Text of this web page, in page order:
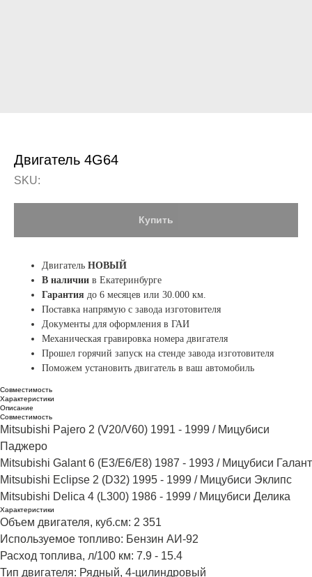
Двигатель 4G64
SKU:
Купить
Двигатель НОВЫЙ
В наличии в Екатеринбурге
Гарантия до 6 месяцев или 30.000 км.
Поставка напрямую с завода изготовителя
Документы для оформления в ГАИ
Механическая гравировка номера двигателя
Прошел горячий запуск на стенде завода изготовителя
Поможем установить двигатель в ваш автомобиль
Совместимость
Характеристики
Описание
Совместимость
Mitsubishi Pajero 2 (V20/V60) 1991 - 1999 / Мицубиси
Паджеро​
Mitsubishi Galant 6 (E3/E6/E8) 1987 - 1993 / Мицубиси Галант​
Mitsubishi Eclipse 2 (D32) 1995 - 1999 / Мицубиси Эклипс​
Mitsubishi Delica 4 (L300) 1986 - 1999 / Мицубиси Делика
Характеристики
Объем двигателя, куб.см: 2 351
Используемое топливо: Бензин АИ-92
Расход топлива, л/100 км: 7.9 - 15.4
Тип двигателя: Рядный, 4-цилиндровый